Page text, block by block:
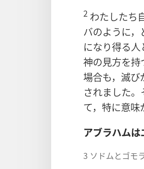
2 わたしたち
バのように，
になり得る
神の見方を
場合も，滅び
されました
て，特に意味
アブラハム
3 ソドムとゴモ